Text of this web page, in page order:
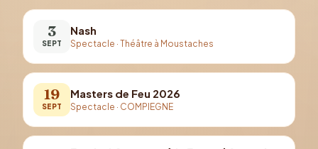
3
SEPT
Nash
Spectacle · Théâtre à Moustaches
19
SEPT
Masters de Feu 2026
Spectacle · COMPIEGNE